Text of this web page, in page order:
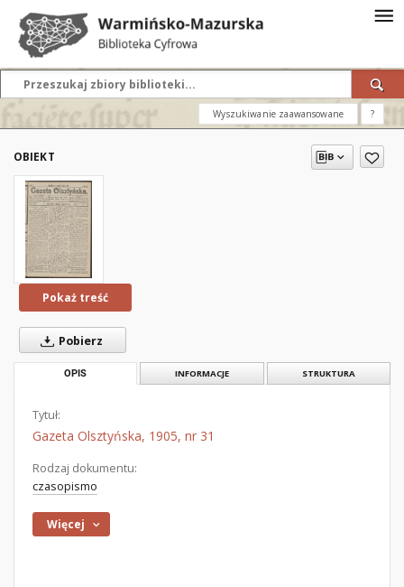
Wyszukiwanie zaawansowane ?
OBIEKT
Pokaż treść
Pobierz
OPIS INFORMACJE STRUKTURA
Tytuł:
Gazeta Olsztyńska, 1905, nr 31
Rodzaj dokumentu:
czasopismo
Więcej